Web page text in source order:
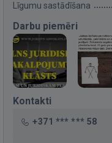
Līgumu sastādīšana
Darbu piemēri
Kontakti
+371 *** *** 58